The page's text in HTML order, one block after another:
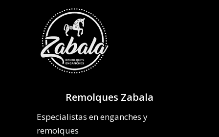
Remolques Zabala
Especialistas en enganches y
remolques